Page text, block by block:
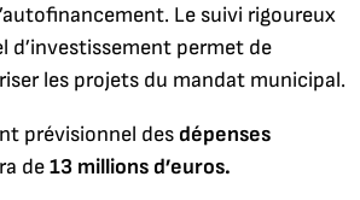
Le suivi rigoureux
d’investissement permet de
les projets du mandat municipal.
prévisionnel des dépenses
de13 millions d’euros.